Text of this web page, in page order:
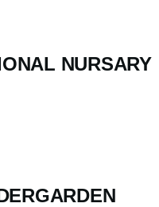
NURSARY